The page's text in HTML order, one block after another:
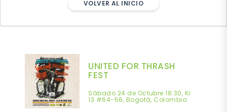
VOLVER AL INICIO
UNITED FOR THRASH
FEST
Sábado 24 de Octubre 18:30, Kr
13 #64-56, Bogotá, Colombia